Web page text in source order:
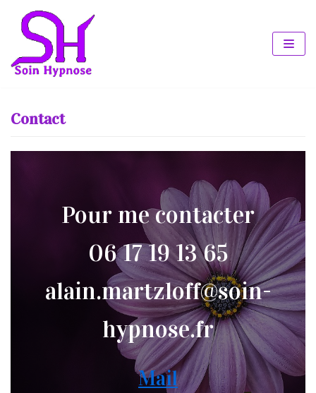
Aller
au
contenu
Contact
Pour me contacter
06 17 19 13 65
alain.martzloff@soin-
hypnose.fr
Mail